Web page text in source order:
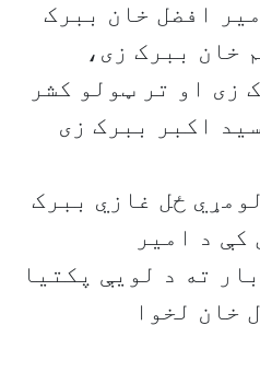
افضل خان ببرک
خان ببرک زی،
زی او تر ټولو کشر
اکبر ببرک زی
په لومړي ځل غازي ببرک
د امیر
ته د لویې پکتیا
خان لخوا